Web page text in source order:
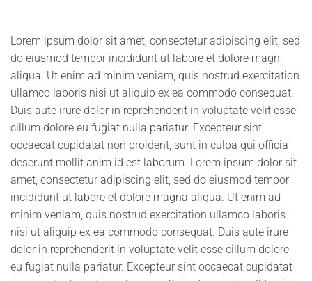
Lorem ipsum dolor sit amet, consectetur adipiscing elit, sed
do eiusmod tempor incididunt ut labore et dolore magn
aliqua. Ut enim ad minim veniam, quis nostrud exercitation
ullamco laboris nisi ut aliquip ex ea commodo consequat.
Duis aute irure dolor in reprehenderit in voluptate velit esse
cillum dolore eu fugiat nulla pariatur. Excepteur sint
occaecat cupidatat non proident, sunt in culpa qui officia
deserunt mollit anim id est laborum. Lorem ipsum dolor sit
amet, consectetur adipiscing elit, sed do eiusmod tempor
incididunt ut labore et dolore magna aliqua. Ut enim ad
minim veniam, quis nostrud exercitation ullamco laboris
nisi ut aliquip ex ea commodo consequat. Duis aute irure
dolor in reprehenderit in voluptate velit esse cillum dolore
eu fugiat nulla pariatur. Excepteur sint occaecat cupidatat